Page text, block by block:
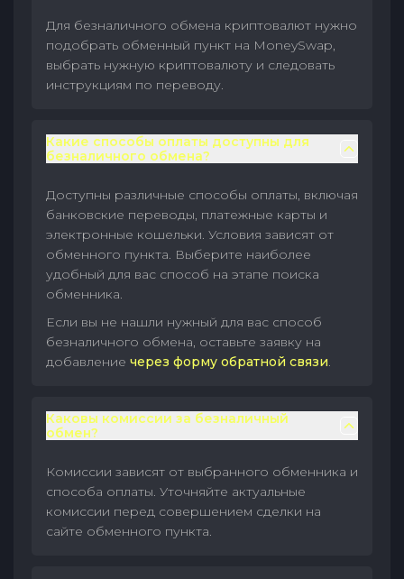
Для безналичного обмена криптовалют нужно
подобрать обменный пункт на MoneySwap,
выбрать нужную криптовалюту и следовать
инструкциям по переводу.
Какие способы оплаты доступны для
безналичного обмена?
Доступны различные способы оплаты, включая
банковские переводы, платежные карты и
электронные кошельки. Условия зависят от
обменного пункта. Выберите наиболее
удобный для вас способ на этапе поиска
обменника.
Если вы не нашли нужный для вас способ
безналичного обмена, оставьте заявку на
добавление через форму обратной связи.
Каковы комиссии за безналичный
обмен?
Комиссии зависят от выбранного обменника и
способа оплаты. Уточняйте актуальные
комиссии перед совершением сделки на
сайте обменного пункта.